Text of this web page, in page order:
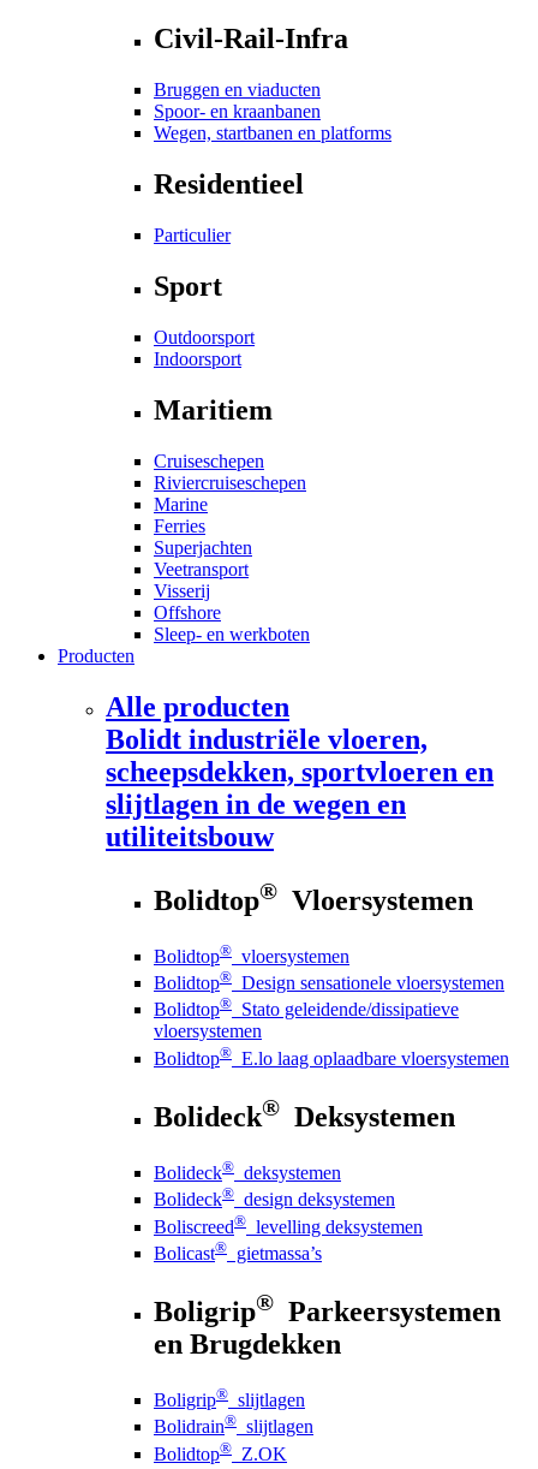
Civil-Rail-Infra
Bruggen en viaducten
Spoor- en kraanbanen
Wegen, startbanen en platforms
Residentieel
Particulier
Sport
Outdoorsport
Indoorsport
Maritiem
Cruiseschepen
Riviercruiseschepen
Marine
Ferries
Superjachten
Veetransport
Visserij
Offshore
Sleep- en werkboten
Producten
Alle producten
Bolidt industriële vloeren,
scheepsdekken, sportvloeren en
slijtlagen in de wegen en
utiliteitsbouw
Bolidtop® Vloersystemen
Bolidtop® vloersystemen
Bolidtop® Design sensationele vloersystemen
Bolidtop® Stato geleidende/dissipatieve
vloersystemen
Bolidtop® E.lo laag oplaadbare vloersystemen
Bolideck® Deksystemen
Bolideck® deksystemen
Bolideck® design deksystemen
Boliscreed® levelling deksystemen
Bolicast® gietmassa’s
Boligrip® Parkeersystemen
en Brugdekken
Boligrip® slijtlagen
Bolidrain® slijtlagen
Bolidtop® Z.OK